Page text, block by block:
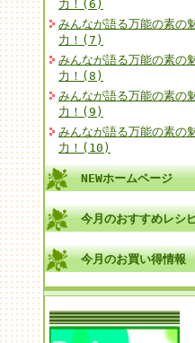
力！(6)
みんなが語る万能の素の
力！(7)
みんなが語る万能の素の
力！(8)
みんなが語る万能の素の
力！(9)
みんなが語る万能の素の
力！(10)
NEWホームページ
今月のおすすめレシ
今月のお買い得情報